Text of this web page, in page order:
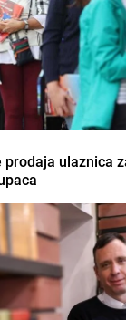
ulaznica